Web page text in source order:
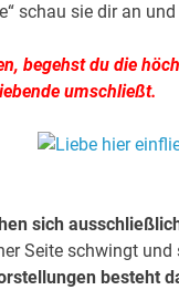
schau sie dir an
begehst du die
umschließt.
sich
Seite schwingt
besteht